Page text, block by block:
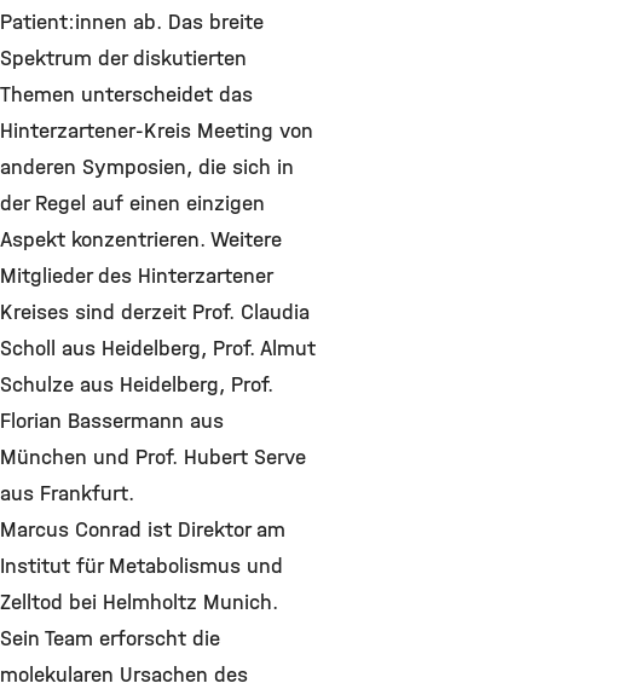
Patient:innen ab. Das breite
Spektrum der diskutierten
Themen unterscheidet das
Hinterzartener-Kreis Meeting von
anderen Symposien, die sich in
der Regel auf einen einzigen
Aspekt konzentrieren. Weitere
Mitglieder des Hinterzartener
Kreises sind derzeit Prof. Claudia
Scholl aus Heidelberg, Prof. Almut
Schulze aus Heidelberg, Prof.
Florian Bassermann aus
München und Prof. Hubert Serve
aus Frankfurt.
Marcus Conrad ist Direktor am
Institut für Metabolismus und
Zelltod bei Helmholtz Munich.
Sein Team erforscht die
molekularen Ursachen des